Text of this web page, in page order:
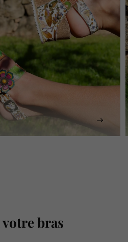
votre bras